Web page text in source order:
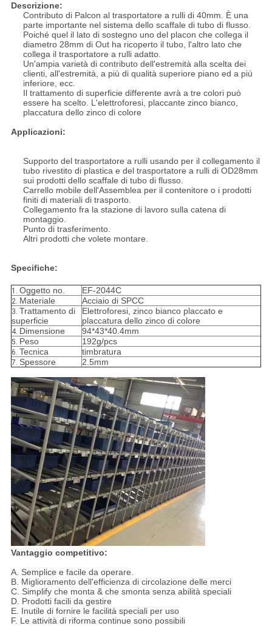
Descrizione:
Contributo di Palcon al trasportatore a rulli di 40mm. È una
parte importante nel sistema dello scaffale di tubo di flusso.
Poiché quel il lato di sostegno uno del placon che collega il
diametro 28mm di Out ha ricoperto il tubo, l'altro lato che
collega il trasportatore a rulli adatto.
Un'ampia varietà di contributo dell'estremità alla scelta dei
clienti, all'estremità, a più di qualità superiore piano ed a più
inferiore, ecc.
Il trattamento di superficie differente avrà a tre colori può
essere ha scelto. L'elettroforesi, placcante zinco bianco,
placcatura dello zinco di colore
Applicazioni:
Supporto del trasportatore a rulli usando per il collegamento il
tubo rivestito di plastica e del trasportatore a rulli di OD28mm
sui prodotti dello scaffale di tubo di flusso.
Carrello mobile dell'Assemblea per il contenitore o i prodotti
finiti di materiali di trasporto.
Collegamento fra la stazione di lavoro sulla catena di
montaggio.
Punto di trasferimento.
Altri prodotti che volete montare.
Specifiche:
1. Oggetto no. EF-2044C
2. Materiale Acciaio di SPCC
3. Trattamento di
superficie
Elettroforesi, zinco bianco placcato e
placcatura dello zinco di colore
4. Dimensione 94*43*40.4mm
5. Peso 192g/pcs
6. Tecnica timbratura
7. Spessore 2.5mm
Vantaggio competitivo:
A. Semplice e facile da operare.
B. Miglioramento dell'efficienza di circolazione delle merci
C. Simplify che monta & che smonta senza abilità speciali
D. Prodotti facili da gestire
E. Inutile di fornire le facilità speciali per uso
F. Le attività di riforma continue sono possibili